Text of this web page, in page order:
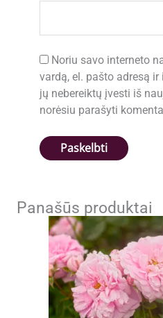
Noriu savo interneto
vardą, el. pašto adresą
jų nebereiktų įvesti iš
norėsiu parašyti
Panašūs produktai